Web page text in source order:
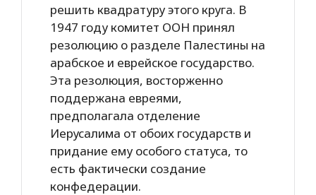
решить квадратуру этого круга. В
1947 году комитет ООН принял
резолюцию о разделе Палестины на
арабское и еврейское государство.
Эта резолюция, восторженно
поддержана евреями,
предполагала отделение
Иерусалима от обоих государств и
придание ему особого статуса, то
есть фактически создание
конфедерации.